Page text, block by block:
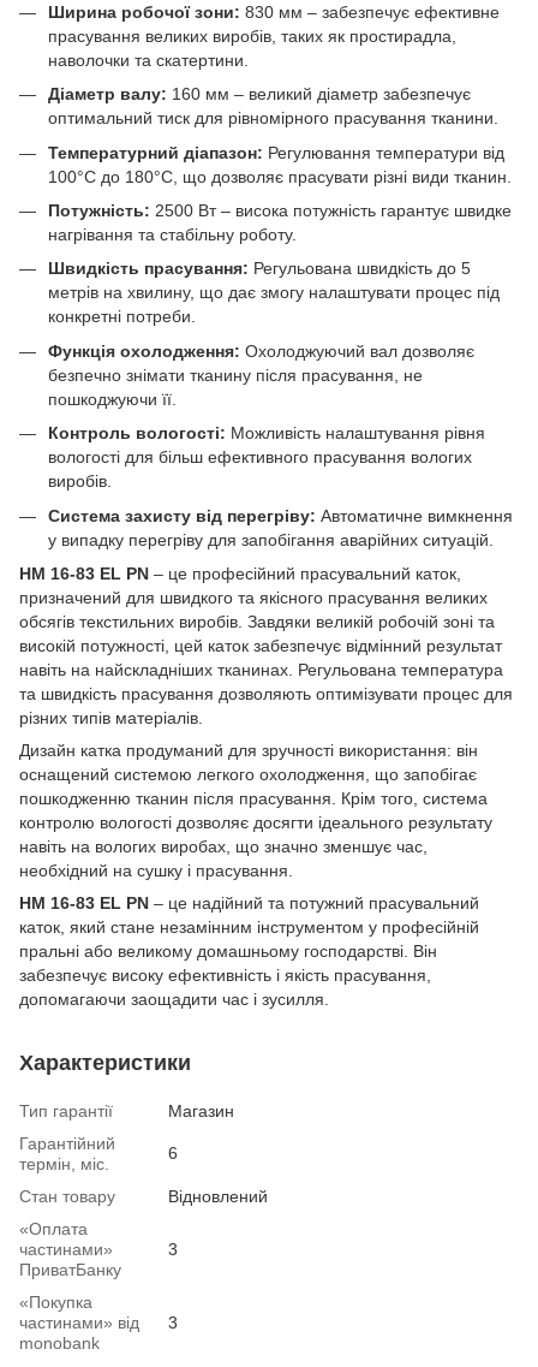
Ширина робочої зони: 830 мм – забезпечує ефективне
прасування великих виробів, таких як простирадла,
наволочки та скатертини.
Діаметр валу: 160 мм – великий діаметр забезпечує
оптимальний тиск для рівномірного прасування тканини.
Температурний діапазон: Регулювання температури від
100°C до 180°C, що дозволяє прасувати різні види тканин.
Потужність: 2500 Вт – висока потужність гарантує швидке
нагрівання та стабільну роботу.
Швидкість прасування: Регульована швидкість до 5
метрів на хвилину, що дає змогу налаштувати процес під
конкретні потреби.
Функція охолодження: Охолоджуючий вал дозволяє
безпечно знімати тканину після прасування, не
пошкоджуючи її.
Контроль вологості: Можливість налаштування рівня
вологості для більш ефективного прасування вологих
виробів.
Система захисту від перегріву: Автоматичне вимкнення
у випадку перегріву для запобігання аварійних ситуацій.
HM 16-83 EL PN – це професійний прасувальний каток,
призначений для швидкого та якісного прасування великих
обсягів текстильних виробів. Завдяки великій робочій зоні та
високій потужності, цей каток забезпечує відмінний результат
навіть на найскладніших тканинах. Регульована температура
та швидкість прасування дозволяють оптимізувати процес для
різних типів матеріалів.
Дизайн катка продуманий для зручності використання: він
оснащений системою легкого охолодження, що запобігає
пошкодженню тканин після прасування. Крім того, система
контролю вологості дозволяє досягти ідеального результату
навіть на вологих виробах, що значно зменшує час,
необхідний на сушку і прасування.
HM 16-83 EL PN – це надійний та потужний прасувальний
каток, який стане незамінним інструментом у професійній
пральні або великому домашньому господарстві. Він
забезпечує високу ефективність і якість прасування,
допомагаючи заощадити час і зусилля.
Характеристики
Тип гарантії
Магазин
Гарантійний
термін, міс.
6
Стан товару
Вiдновлений
«Оплата
частинами»
ПриватБанку
3
«Покупка
частинами» від
monobank
3